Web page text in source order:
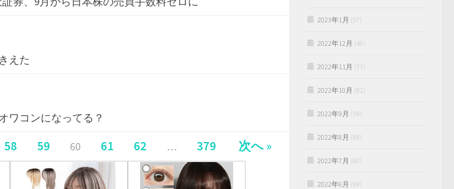
えた
ワコンになってる？
58 59 60 61 62 … 379 次へ »
2023年1月 (97)
2022年12月 (46)
2022年11月 (73)
2022年10月 (82)
2022年9月 (78)
2022年8月 (88)
2022年7月 (80)
2022年6月 (99)